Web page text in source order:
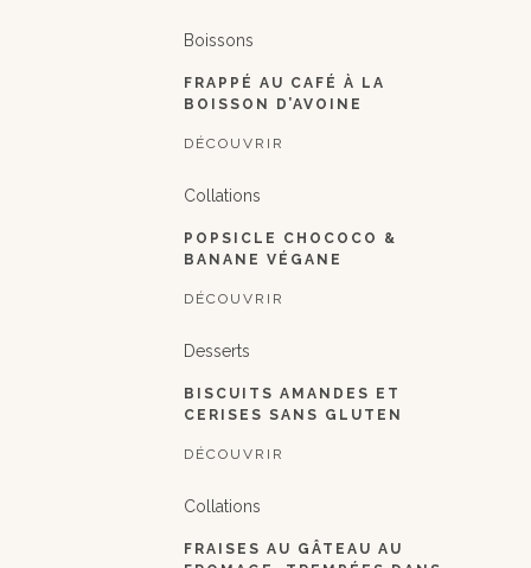
Boissons
FRAPPÉ AU CAFÉ À LA
BOISSON D’AVOINE
DÉCOUVRIR
Collations
POPSICLE CHOCOCO &
BANANE VÉGANE
DÉCOUVRIR
Desserts
BISCUITS AMANDES ET
CERISES SANS GLUTEN
DÉCOUVRIR
Collations
FRAISES AU GÂTEAU AU